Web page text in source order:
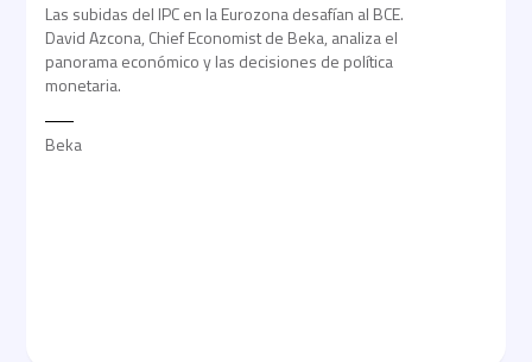
Las subidas del IPC en la Eurozona desafían al BCE.
David Azcona, Chief Economist de Beka, analiza el
panorama económico y las decisiones de política
monetaria.
Beka